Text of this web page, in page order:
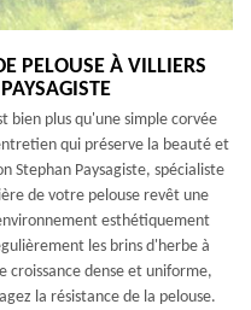
PELOUSE À VILLIERS
bien plus qu'une simple corvée
qui préserve la beauté et
Stephan Paysagiste, spécialiste
de votre pelouse revêt une
esthétiquement
les brins d'herbe à
croissance dense et uniforme,
la résistance de la pelouse.